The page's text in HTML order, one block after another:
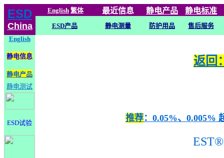
ESD
China
English 繁体 最近信息 静电产品 静电标准
ESD产品 静电测量 防护用品
售后服务
English
静电信息
静电产品
静电测试
ESD试验
返回
推荐：0.05%、0.005%
EST®